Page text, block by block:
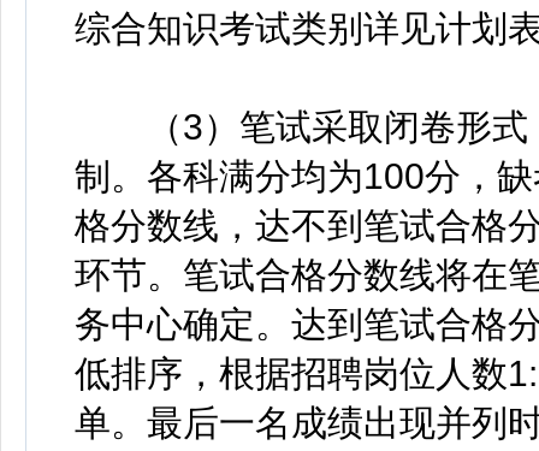
综合知识考试类别详见计划
（3）笔试采取闭卷形式
制。各科满分均为100分，
格分数线，达不到笔试合格
环节。笔试合格分数线将在
务中心确定。达到笔试合格
低排序，根据招聘岗位人数
单。最后一名成绩出现并列